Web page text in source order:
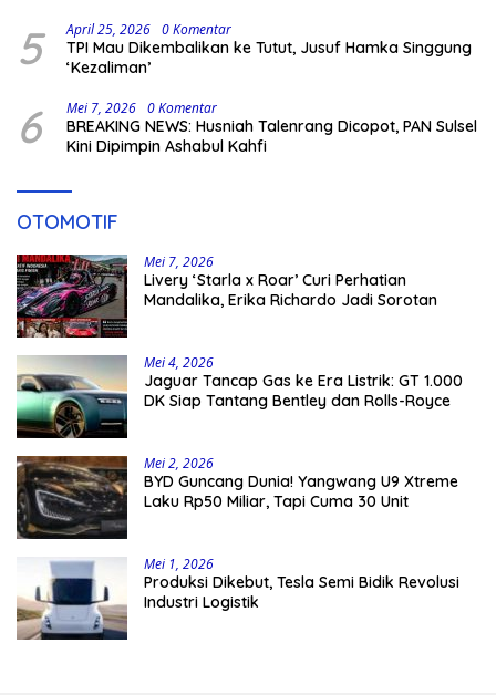
5 April 25, 2026 0 Komentar
TPI Mau Dikembalikan ke Tutut, Jusuf Hamka Singgung
‘Kezaliman’
6 Mei 7, 2026 0 Komentar
BREAKING NEWS: Husniah Talenrang Dicopot, PAN Sulsel
Kini Dipimpin Ashabul Kahfi
OTOMOTIF
Mei 7, 2026
Livery ‘Starla x Roar’ Curi Perhatian
Mandalika, Erika Richardo Jadi Sorotan
Mei 4, 2026
Jaguar Tancap Gas ke Era Listrik: GT 1.000
DK Siap Tantang Bentley dan Rolls-Royce
Mei 2, 2026
BYD Guncang Dunia! Yangwang U9 Xtreme
Laku Rp50 Miliar, Tapi Cuma 30 Unit
Mei 1, 2026
Produksi Dikebut, Tesla Semi Bidik Revolusi
Industri Logistik